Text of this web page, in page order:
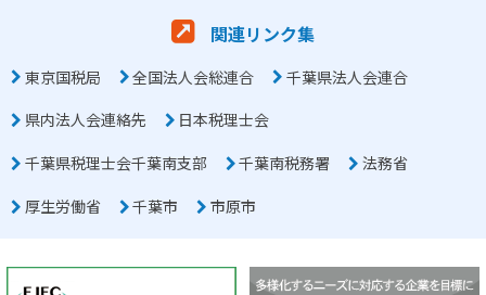
関連リンク集
東京国税局 全国法人会総連合
千葉県法人会連合
県内法人会連絡先
日本税理士会
千葉県税理士会千葉南支部
千葉南税務署
法務省
厚生労働省
千葉市 市原市